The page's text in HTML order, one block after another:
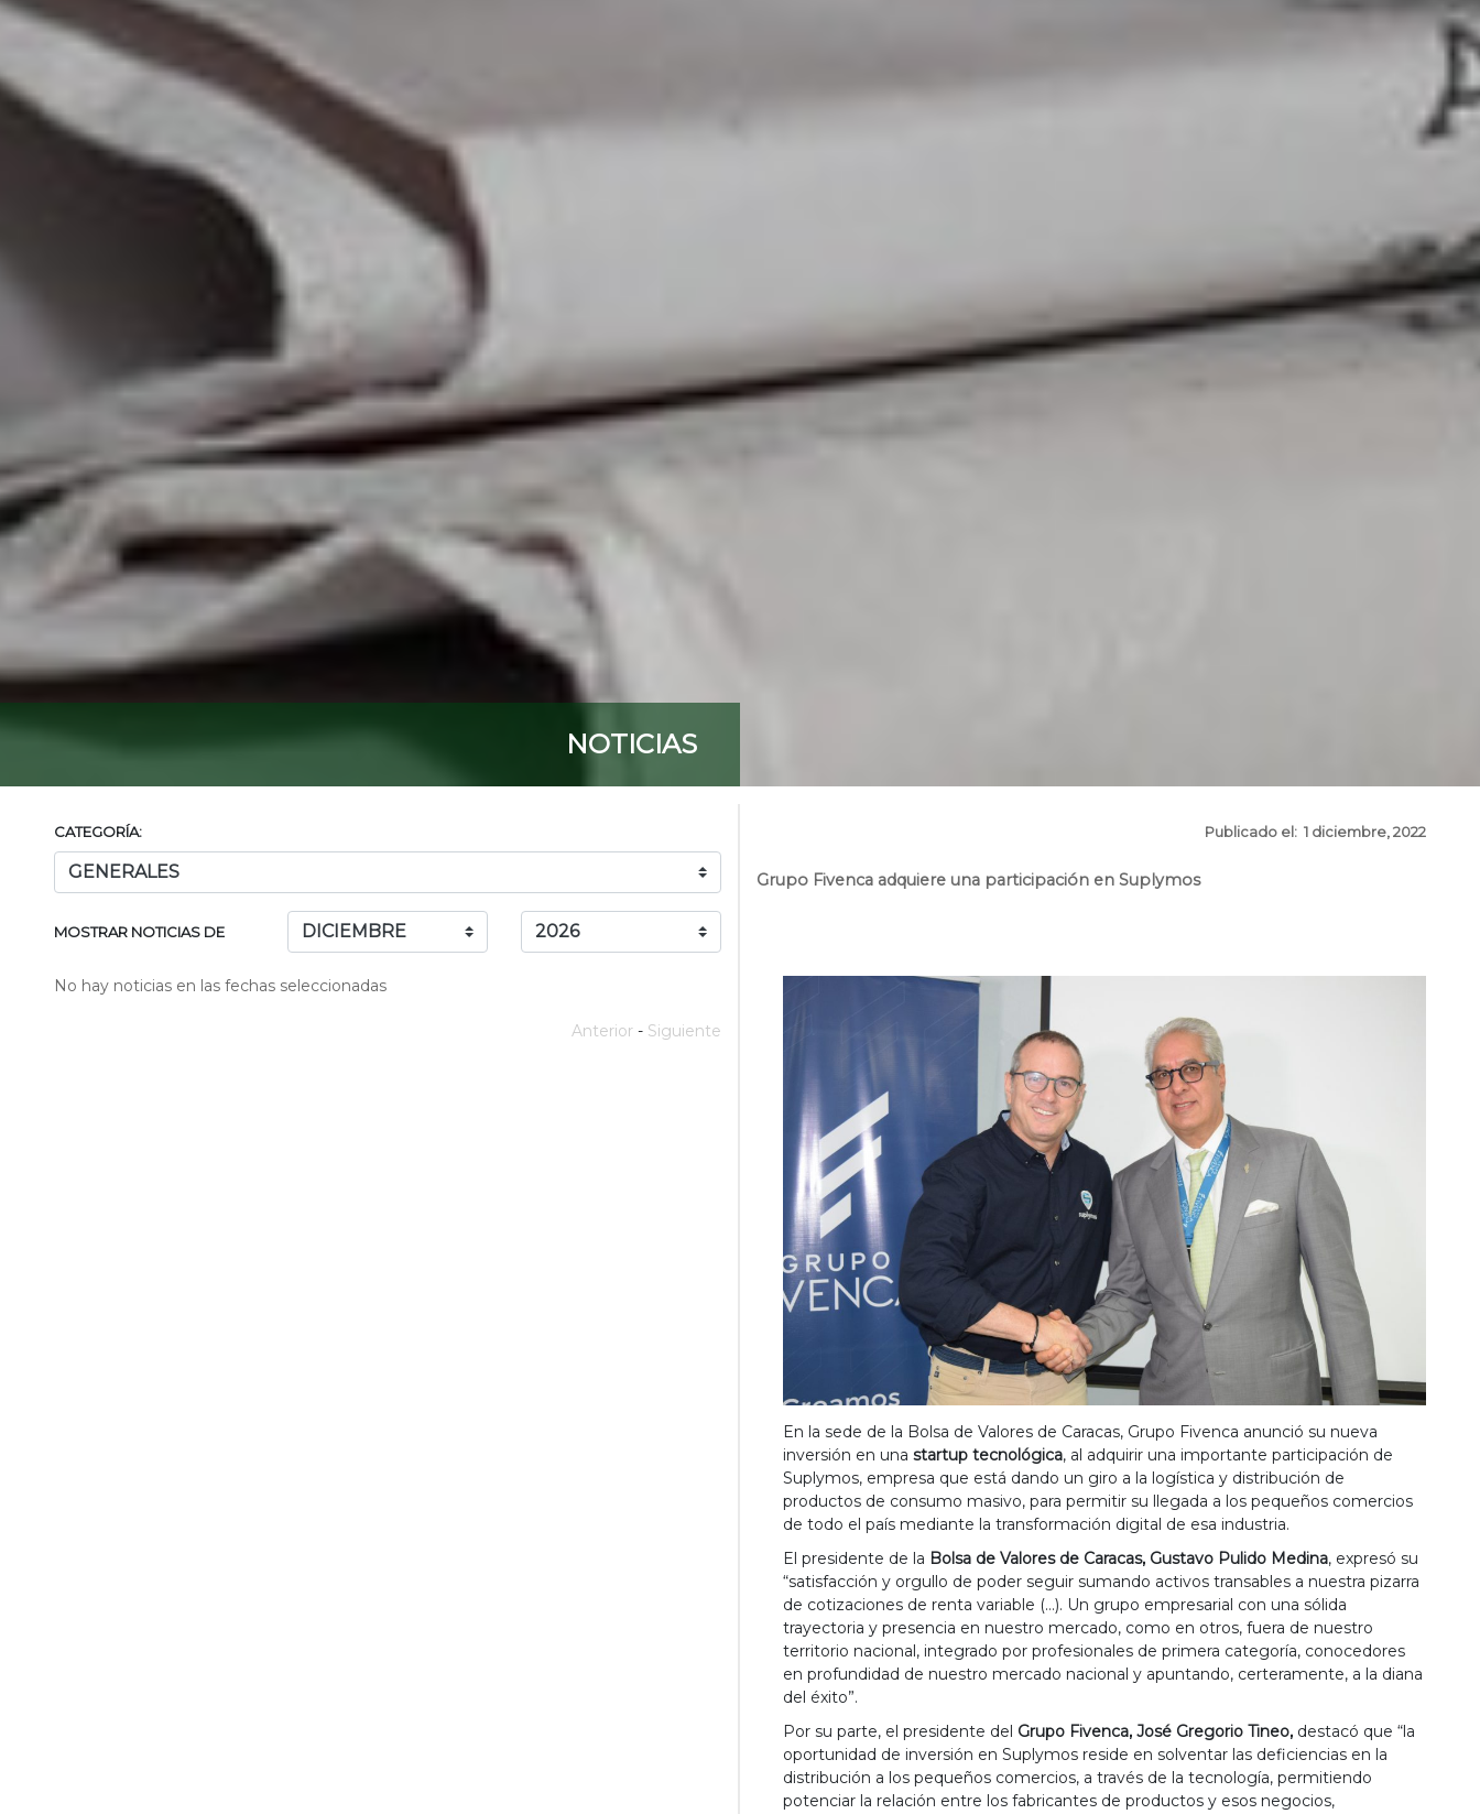
NOTICIAS
CATEGORÍA:
MOSTRAR NOTICIAS DE
No hay noticias en las fechas seleccionadas
Anterior - Siguiente
Publicado el: 1 diciembre, 2022
Grupo Fivenca adquiere una participación en Suplymos
En la sede de la Bolsa de Valores de Caracas, Grupo Fivenca anunció su nueva
inversión en una startup tecnológica, al adquirir una importante participación de
Suplymos, empresa que está dando un giro a la logística y distribución de
productos de consumo masivo, para permitir su llegada a los pequeños comercios
de todo el país mediante la transformación digital de esa industria.
El presidente de la Bolsa de Valores de Caracas, Gustavo Pulido Medina, expresó su
“satisfacción y orgullo de poder seguir sumando activos transables a nuestra pizarra
de cotizaciones de renta variable (…). Un grupo empresarial con una sólida
trayectoria y presencia en nuestro mercado, como en otros, fuera de nuestro
territorio nacional, integrado por profesionales de primera categoría, conocedores
en profundidad de nuestro mercado nacional y apuntando, certeramente, a la diana
del éxito”.
Por su parte, el presidente del Grupo Fivenca, José Gregorio Tineo,destacó que “la
oportunidad de inversión en Suplymos reside en solventar las deficiencias en la
distribución a los pequeños comercios, a través de la tecnología, permitiendo
potenciar la relación entre los fabricantes de productos y esos negocios,